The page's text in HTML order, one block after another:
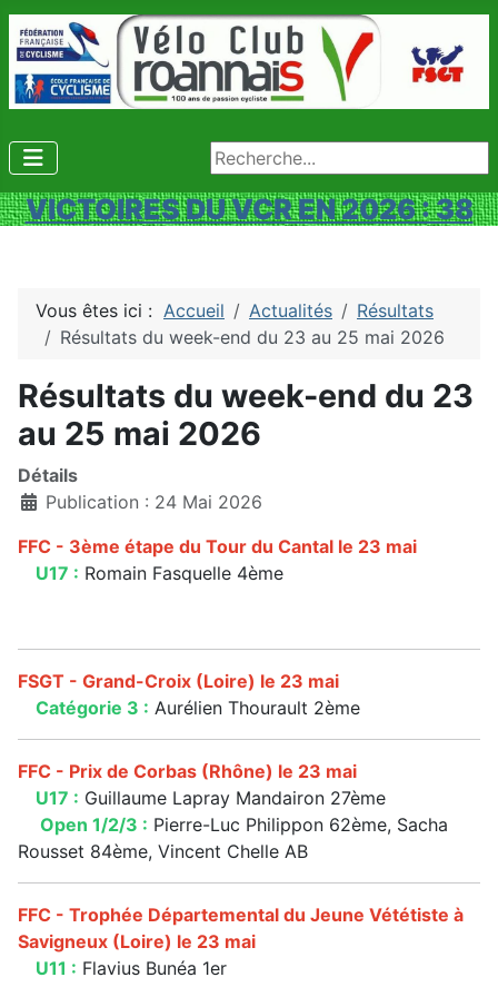
Rechercher
VICTOIRES DU VCR EN 2026 : 38
Vous êtes ici : Accueil Actualités
Résultats
Résultats du week-end du 23 au 25 mai 2026
Résultats du week-end du 23
au 25 mai 2026
Détails
Publication : 24 Mai 2026
FFC - 3ème étape du Tour du Cantal le 23 mai
U17 : Romain Fasquelle 4ème
FSGT - Grand-Croix (Loire) le 23 mai
Catégorie 3 : Aurélien Thourault 2ème
FFC - Prix de Corbas (Rhône) le 23 mai
U17 : Guillaume Lapray Mandairon 27ème
Open 1/2/3 : Pierre-Luc Philippon 62ème, Sacha
Rousset 84ème, Vincent Chelle AB
FFC - Trophée Départemental du Jeune Vététiste à
Savigneux (Loire) le 23 mai
U11 : Flavius Bunéa 1er